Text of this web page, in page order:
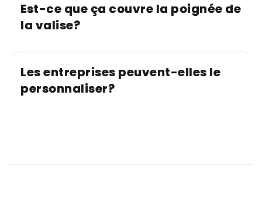
Est-ce que ça couvre la poignée de
la valise?
Les entreprises peuvent-elles le
personnaliser?